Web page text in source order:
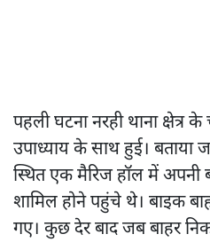
पहली घटना नरही थाना क्षेत्र के
उपाध्याय के साथ हुई। बताया
स्थित एक मैरिज हॉल में अपनी
शामिल होने पहुंचे थे। बाइक
गए। कुछ देर बाद जब बाहर